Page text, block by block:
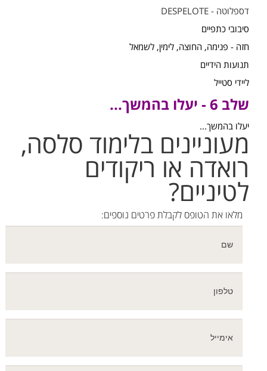
דספלוטה - DESPELOTE
סיבובי כתפיים
חזה - פנימה, החוצה, לימין, לשמאל
תנועות הידיים
ליידי סטייל
שלב 6 - יעלו בהמשך...
יעלו בהמשך...
מעוניינים בלימוד סלסה,
רואדה או ריקודים
לטיניים?
מלאו את הטופס לקבלת פרטים נוספים: